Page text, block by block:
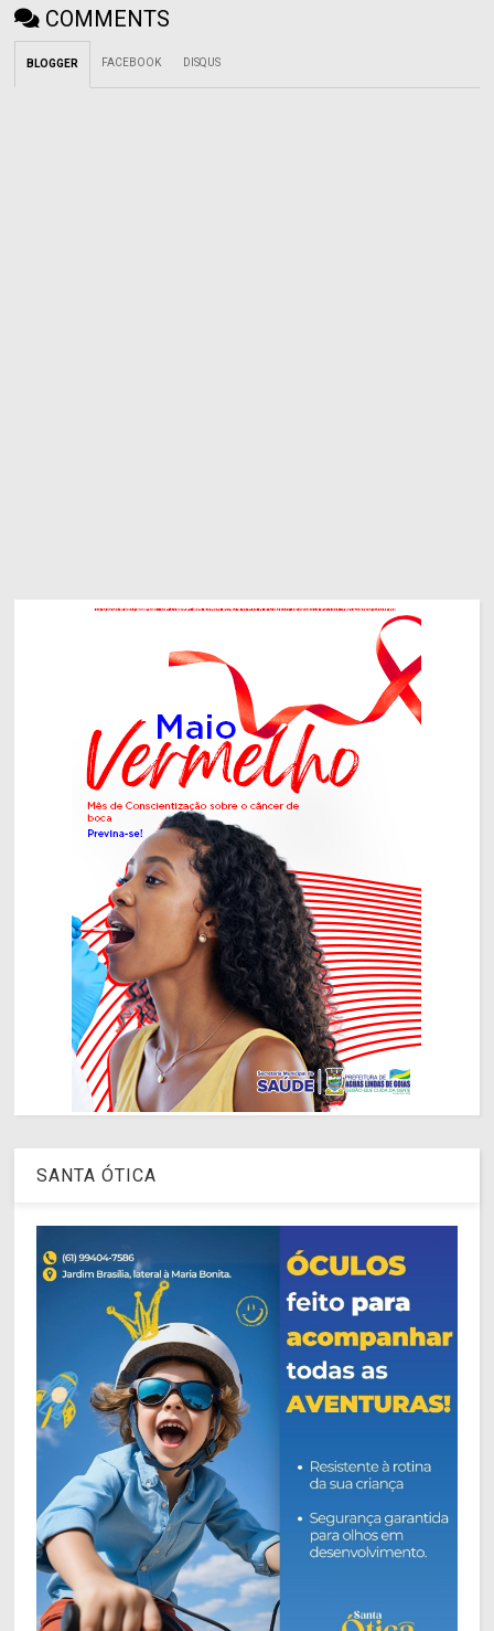
COMMENTS
BLOGGER FACEBOOK DISQUS
SANTA ÓTICA